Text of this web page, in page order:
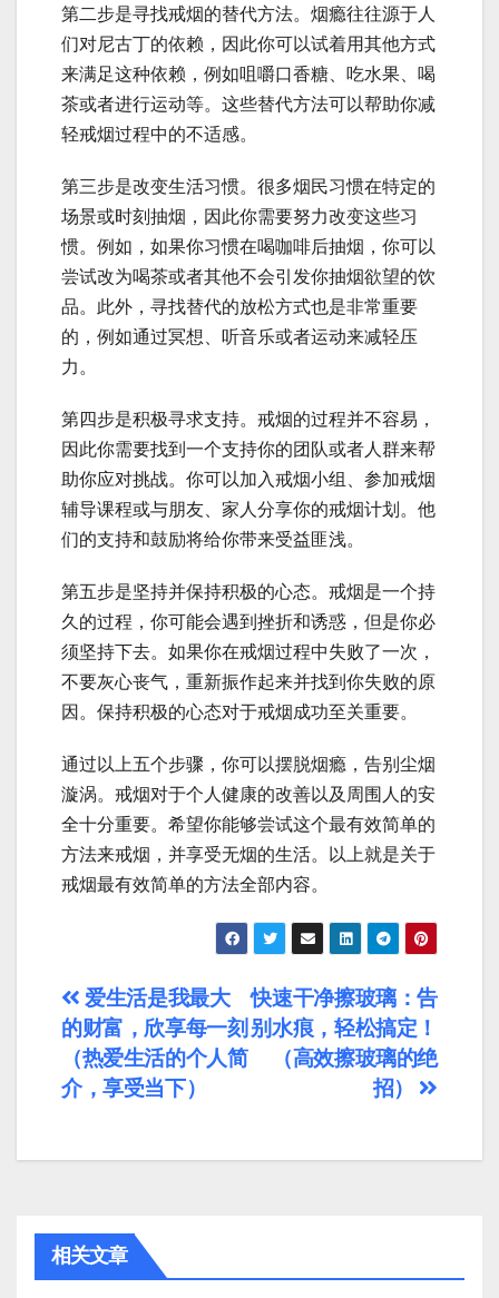
第二步是寻找戒烟的替代方法。烟瘾往往源于人
们对尼古丁的依赖，因此你可以试着用其他方式
来满足这种依赖，例如咀嚼口香糖、吃水果、喝
茶或者进行运动等。这些替代方法可以帮助你减
轻戒烟过程中的不适感。
第三步是改变生活习惯。很多烟民习惯在特定的
场景或时刻抽烟，因此你需要努力改变这些习
惯。例如，如果你习惯在喝咖啡后抽烟，你可以
尝试改为喝茶或者其他不会引发你抽烟欲望的饮
品。此外，寻找替代的放松方式也是非常重要
的，例如通过冥想、听音乐或者运动来减轻压
力。
第四步是积极寻求支持。戒烟的过程并不容易，
因此你需要找到一个支持你的团队或者人群来帮
助你应对挑战。你可以加入戒烟小组、参加戒烟
辅导课程或与朋友、家人分享你的戒烟计划。他
们的支持和鼓励将给你带来受益匪浅。
第五步是坚持并保持积极的心态。戒烟是一个持
久的过程，你可能会遇到挫折和诱惑，但是你必
须坚持下去。如果你在戒烟过程中失败了一次，
不要灰心丧气，重新振作起来并找到你失败的原
因。保持积极的心态对于戒烟成功至关重要。
通过以上五个步骤，你可以摆脱烟瘾，告别尘烟
漩涡。戒烟对于个人健康的改善以及周围人的安
全十分重要。希望你能够尝试这个最有效简单的
方法来戒烟，并享受无烟的生活。以上就是关于
戒烟最有效简单的方法全部内容。
文
章
导
快速干净擦玻璃：告
别水痕，轻松搞定！
（高效擦玻璃的绝
招）
爱生活是我最大
的财富，欣享每一刻
（热爱生活的个人简
介，享受当下）
相关文章